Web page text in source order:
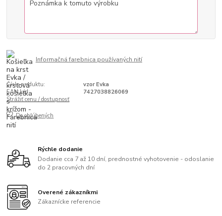
Informačná farebnica používaných nití
Číslo produktu:
vzor Evka
EAN kód:
7427038826069
Strážiť cenu / dostupnosť
Do obľúbených
Rýchle dodanie
Dodanie cca 7 až 10 dní, prednostné vyhotovenie - odoslanie
do 2 pracovných dní
Overené zákazníkmi
Zákaznícke referencie